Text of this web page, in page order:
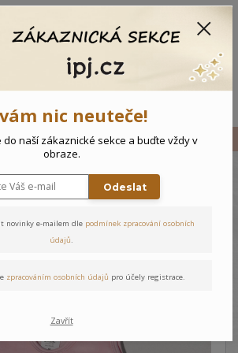
dupačky Medvídek
dupačky
nic neuteče!
naší zákaznické sekce a buďte vždy v
obraze.
Odeslat
novinky e-mailem dle podmínek zpracování osobních
údajů.
zpracováním osobních údajů pro účely registrace.
Zavřít